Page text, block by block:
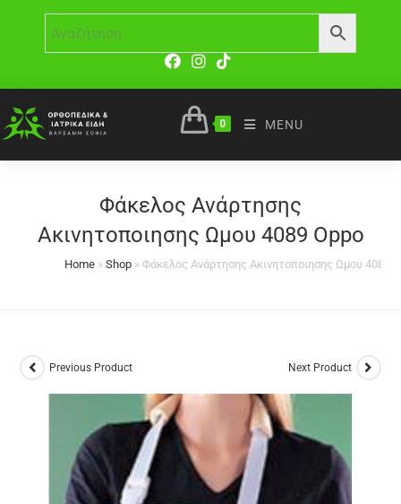
0 MENU
Φάκελος Ανάρτησης
Ακινητοποιησης Ωμου 4089 Oppo
Home »Shop »Φάκελος Ανάρτησης Ακινητοποιησης Ωμου 4089
Previous Product Next Product